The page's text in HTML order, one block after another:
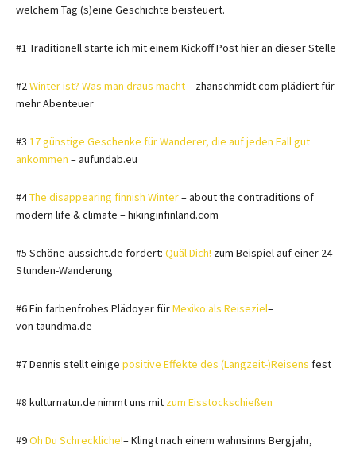
welchem Tag (s)eine Geschichte beisteuert.
#1 Traditionell starte ich mit einem Kickoff Post hier an dieser Stelle
#2Winter ist? Was man draus macht– zhanschmidt.com plädiert für
mehr Abenteuer
#3 17 günstige Geschenke für Wanderer, die auf jeden Fall gut
ankommen – aufundab.eu
#4The disappearing finnish Winter– about the contraditions of
modern life & climate – hikinginfinland.com
#5 Schöne-aussicht.de fordert: Quäl Dich! zum Beispiel auf einer 24-
Stunden-Wanderung
#6 Ein farbenfrohes Plädoyer fürMexiko als Reiseziel–
von taundma.de
#7 Dennis stellt einige positive Effekte des (Langzeit-)Reisens fest
#8 kulturnatur.de nimmt uns mit zum Eisstockschießen
#9Oh Du Schreckliche!– Klingt nach einem wahnsinns Bergjahr,